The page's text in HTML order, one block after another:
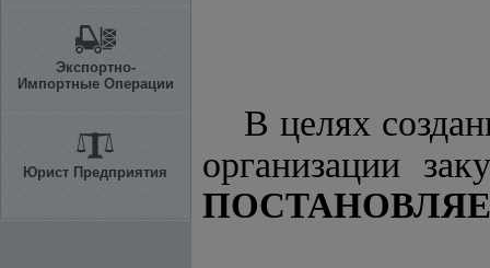
Экспортно-
Импортные Операции
Юрист Предприятия
В целях
организации